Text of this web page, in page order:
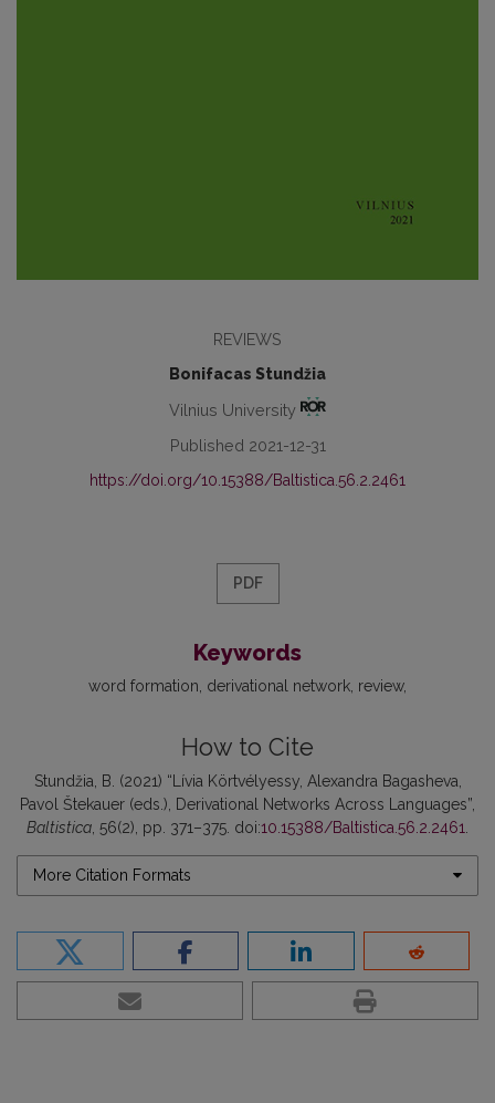
REVIEWS
Bonifacas Stundžia
Vilnius University
Published 2021-12-31
https://doi.org/10.15388/Baltistica.56.2.2461
PDF
Keywords
word formation derivational network review
How to Cite
Stundžia, B. (2021) “Lívia Körtvélyessy, Alexandra Bagasheva,
Pavol Štekauer (eds.), Derivational Networks Across Languages”,
Baltistica , 56(2), pp. 371–375. doi:10.15388/Baltistica.56.2.2461
More Citation Formats